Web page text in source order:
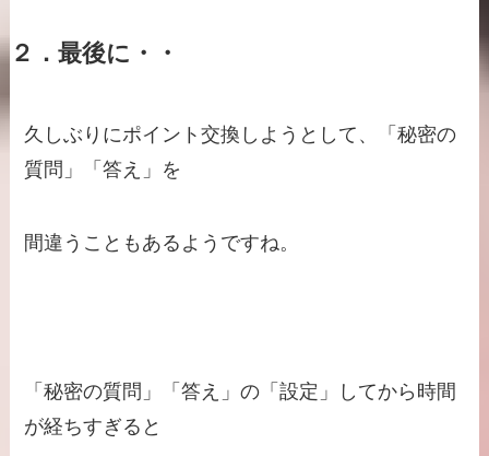
２．最後に・・
久しぶりにポイント交換しようとして、「秘密の
質問」「答え」を
間違うこともあるようですね。
「秘密の質問」「答え」の「設定」してから時間
が経ちすぎると